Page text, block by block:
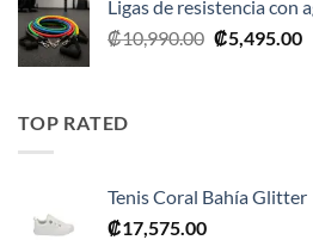
Ligas de resistencia con
₡10,990.00 El
₡5,495.00El
TOP RATED
Tenis Coral Bahía Glitter
₡17,575.00